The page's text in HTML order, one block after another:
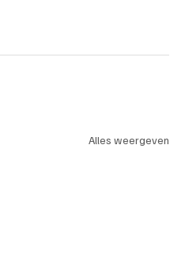
Alles weergeven